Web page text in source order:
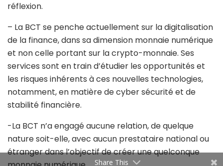
réflexion.
– La BCT se penche actuellement sur la digitalisation
de la finance, dans sa dimension monnaie numérique
et non celle portant sur la crypto-monnaie. Ses
services sont en traind’étudier les opportunités et
les risques inhérents à ces nouvelles technologies,
notamment,en matière de cyber sécurité et de
stabilité financière.
-La BCT n’a engagé aucune relation, de quelque
nature soit-elle, avec aucun prestataire national ou
étranger dans l’objectif de créer une quelconque
Share This